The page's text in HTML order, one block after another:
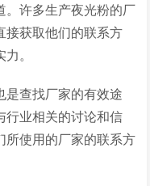
。许多生产夜光粉的厂
接获取他们的联系方
。
是查找厂家的有效途
行业相关的讨论和信
所使用的厂家的联系方